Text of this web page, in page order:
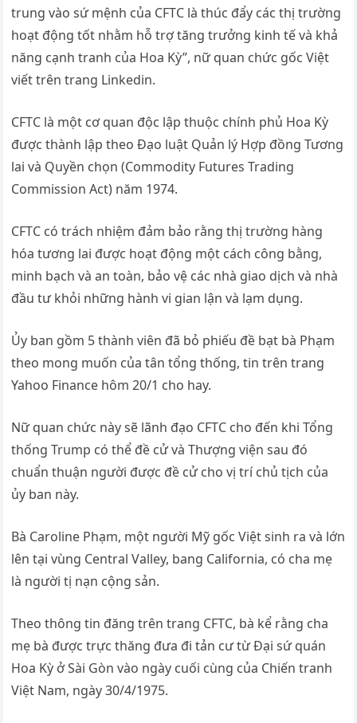
trung vào sứ mệnh của CFTC là thúc đẩy các thị trường
hoạt động tốt nhằm hỗ trợ tăng trưởng kinh tế và khả
năng cạnh tranh của Hoa Kỳ”, nữ quan chức gốc Việt
viết trên trang Linkedin.
CFTC là một cơ quan độc lập thuộc chính phủ Hoa Kỳ
được thành lập theo Đạo luật Quản lý Hợp đồng Tương
lai và Quyền chọn (Commodity Futures Trading
Commission Act) năm 1974.
CFTC có trách nhiệm đảm bảo rằng thị trường hàng
hóa tương lai được hoạt động một cách công bằng,
minh bạch và an toàn, bảo vệ các nhà giao dịch và nhà
đầu tư khỏi những hành vi gian lận và lạm dụng.
Ủy ban gồm 5 thành viên đã bỏ phiếu đề bạt bà Phạm
theo mong muốn của tân tổng thống, tin trên trang
Yahoo Finance hôm 20/1 cho hay.
Nữ quan chức này sẽ lãnh đạo CFTC cho đến khi Tổng
thống Trump có thể đề cử và Thượng viện sau đó
chuẩn thuận người được đề cử cho vị trí chủ tịch của
ủy ban này.
Bà Caroline Phạm, một người Mỹ gốc Việt sinh ra và lớn
lên tại vùng Central Valley, bang California, có cha mẹ
là người tị nạn cộng sản.
Theo thông tin đăng trên trang CFTC, bà kể rằng cha
mẹ bà được trực thăng đưa đi tản cư từ Đại sứ quán
Hoa Kỳ ở Sài Gòn vào ngày cuối cùng của Chiến tranh
Việt Nam, ngày 30/4/1975.